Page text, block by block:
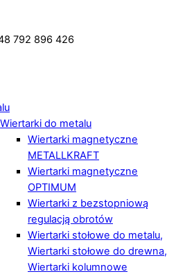
792 896 426
Wiertarki do metalu
Wiertarki magnetyczne
METALLKRAFT
Wiertarki magnetyczne
OPTIMUM
Wiertarki z bezstopniową
regulacją obrotów
Wiertarki stołowe do metalu,
Wiertarki stołowe do drewna,
Wiertarki kolumnowe